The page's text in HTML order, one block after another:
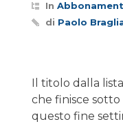
In
di Paolo
Il titolo dalla
che finisce
questo fine